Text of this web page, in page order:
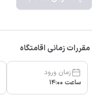
مقررات زمانی اقامتگاه
زمان ورود
ساعت 14:00